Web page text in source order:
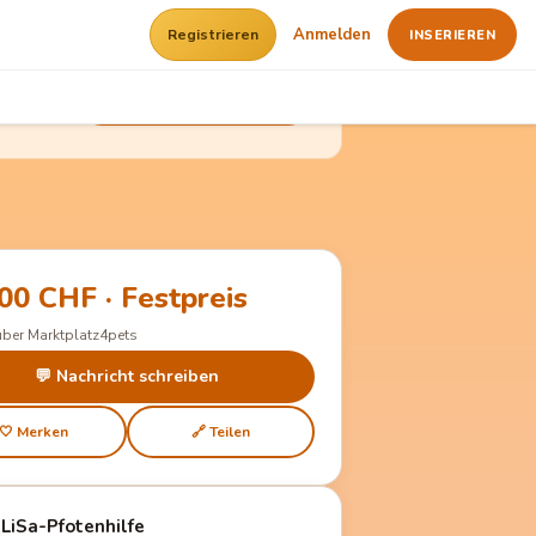
Registrieren Anmelden INSERIEREN
CHF · Festpreis
Marktplatz4pets
💬 Nachricht schreiben
🤍 Merken 🔗 Teilen
LiSa-Pfotenhilfe